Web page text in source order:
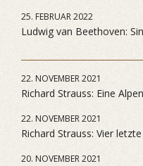
25. FEBRUAR 2022
Ludwig van Beethoven:
22. NOVEMBER 2021
Richard Strauss: Eine
22. NOVEMBER 2021
Richard Strauss: Vier
20. NOVEMBER 2021